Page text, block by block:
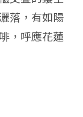
落，有如陽
，呼應花蓮